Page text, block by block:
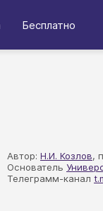
Бесплатно
Автор: Н.И. Козлов,
Основатель
Телеграмм-канал